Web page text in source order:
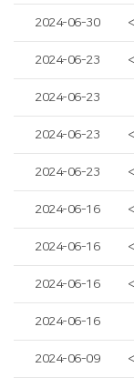
2024-06-30
2024-06-23
2024-06-23
2024-06-23
2024-06-23
2024-06-16
2024-06-16
2024-06-16
2024-06-16
2024-06-09